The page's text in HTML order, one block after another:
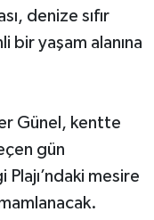
denize sıfır
bir yaşam alanına
Günel, kentte
gün
Plajı’ndaki mesire